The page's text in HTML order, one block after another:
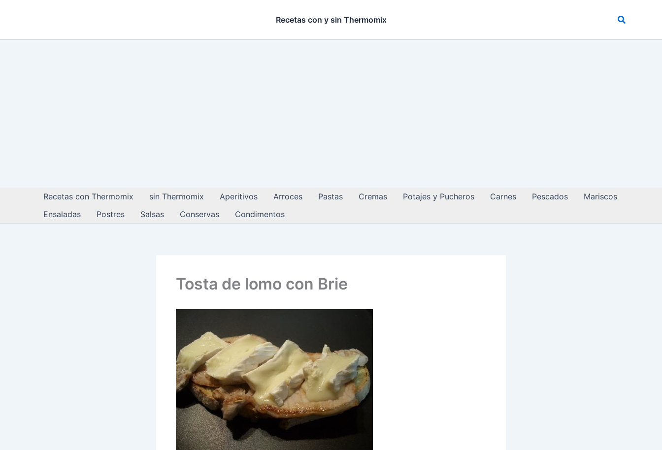
Recetas con y sin Thermomix Buscar
Recetas con Thermomix sin Thermomix Aperitivos Arroces Pastas Cremas Potajes y Pucheros Carnes Pescados
Mariscos
Ensaladas
Postres Salsas Conservas Condimentos
Tosta de lomo con Brie